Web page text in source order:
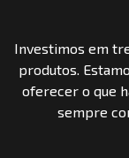
Investimos em
produtos.
oferecer o que
sempre